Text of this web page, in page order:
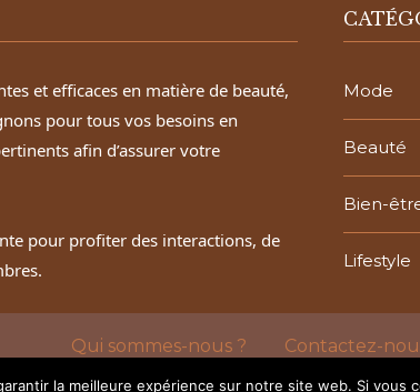
et efficaces en matière de beauté,
pour tous vos besoins en
afin d’assurer votre
pour profiter des interactions, de
Mode
Beauté
Bien-
Lifestyle
Qui sommes-nous ? Contactez-
@2024 - Tous droits réservés.LE
la meilleure expérience sur notre site web. Si